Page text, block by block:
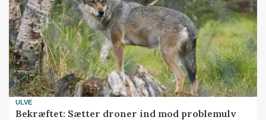
ULVE
Bekræftet: Sætter droner ind mod problemulv